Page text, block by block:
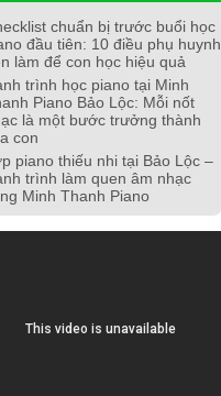
chuẩn bị trước buổi học
đầu tiên: 10 điều phụ huynh
làm để con học hiệu quả
trình học piano tại Minh
Piano Bảo Lộc: Mỗi nốt
là một bước trưởng thành
con
piano thiếu nhi tại Bảo Lộc –
trình làm quen âm nhạc
Minh Thanh Piano